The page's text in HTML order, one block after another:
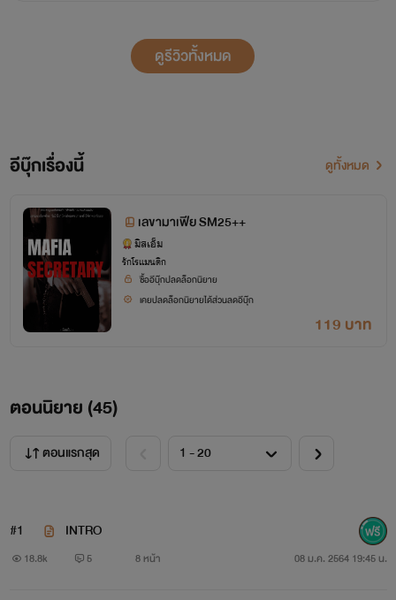
ดูรีวิวทั้งหมด
อีบุ๊กเรื่องนี้ ดูทั้งหมด
เลขามาเฟีย SM25++
มิสเอ็ม
รักโรแมนติก
ซื้ออีบุ๊กปลดล็อกนิยาย
เคยปลดล็อกนิยายได้ส่วนลดอีบุ๊ก
119 บาท
ตอนนิยาย (45)
ตอนแรกสุด
#1 INTRO
18.8k 5 8 หน้า 08 ม.ค. 2564 19:45 น.